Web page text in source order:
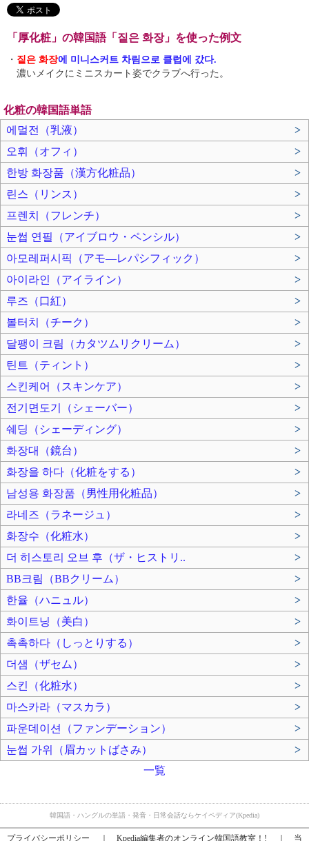
「厚化粧」の韓国語「짙은 화장」を使った例文
・ 짙은 화장에 미니스커트 차림으로 클럽에 갔다.
濃いメイクにミニスカート姿でクラブへ行った。
化粧の韓国語単語
에멀전（乳液）
>
오휘（オフィ）
>
한방 화장품（漢方化粧品）
>
린스（リンス）
>
프렌치（フレンチ）
>
눈썹 연필（アイブロウ・ペンシル）
>
아모레퍼시픽（アモ―レパシフィック）
>
아이라인（アイライン）
>
루즈（口紅）
>
볼터치（チーク）
>
달팽이 크림（カタツムリクリーム）
>
틴트（ティント）
>
스킨케어（スキンケア）
>
전기면도기（シェーバー）
>
쉐딩（シェーディング）
>
화장대（鏡台）
>
화장을 하다（化粧をする）
>
남성용 화장품（男性用化粧品）
>
라네즈（ラネージュ）
>
화장수（化粧水）
>
더 히스토리 오브 후（ザ・ヒストリ..
>
BB크림（BBクリーム）
>
한율（ハニュル）
>
화이트닝（美白）
>
촉촉하다（しっとりする）
>
더샘（ザセム）
>
스킨（化粧水）
>
마스카라（マスカラ）
>
파운데이션（ファンデーション）
>
눈썹 가위（眉カットばさみ）
>
一覧
韓国語・ハングルの単語・発音・日常会話ならケイペディア(Kpedia)
プライバシーポリシー Kpedia編集者のオンライン韓国語教室！! 当